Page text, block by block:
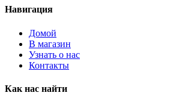
Навигация
Домой
В магазин
Узнать о нас
Контакты
Как нас найти